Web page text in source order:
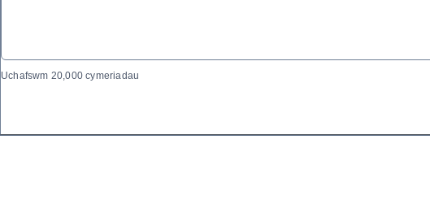
Uchafswm 20,000 cymeriadau